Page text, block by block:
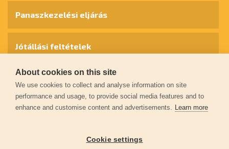
Panaszkezelési eljárás
Jótállási feltételek
Személyes adatok védelme
Kapcsolat
Garancia regisztráció
About cookies on this site
We use cookies to collect and analyse information on site
performance and usage, to provide social media features and to
enhance and customise content and advertisements. Learn more
Cookie settings